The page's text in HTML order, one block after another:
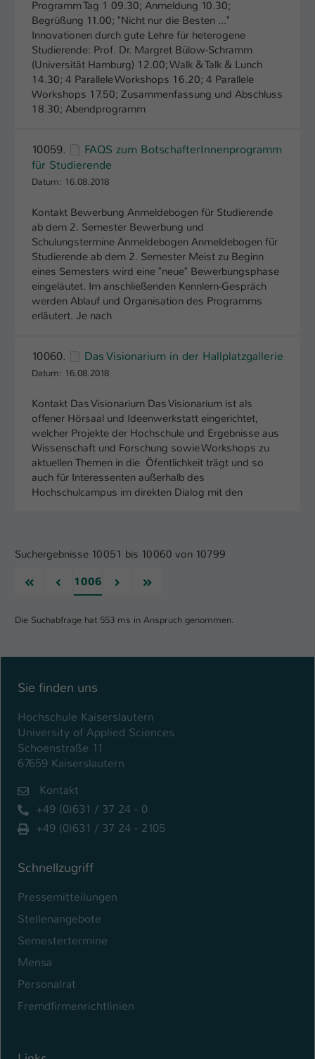
Programm Tag 1 09.30; Anmeldung 10.30;
Begrüßung 11.00; "Nicht nur die Besten ..."
Innovationen durch gute Lehre für heterogene
Studierende: Prof. Dr. Margret Bülow-Schramm
(Universität Hamburg) 12.00; Walk & Talk & Lunch
14.30; 4 Parallele Workshops 16.20; 4 Parallele
Workshops 17.50; Zusammenfassung und Abschluss
18.30; Abendprogramm
10059.
FAQS zum BotschafterInnenprogramm
für Studierende
Datum: 16.08.2018
Kontakt Bewerbung Anmeldebogen für Studierende
ab dem 2. Semester Bewerbung und
Schulungstermine Anmeldebogen Anmeldebogen für
Studierende ab dem 2. Semester Meist zu Beginn
eines Semesters wird eine "neue" Bewerbungsphase
eingeläutet. Im anschließenden Kennlern-Gespräch
werden Ablauf und Organisation des Programms
erläutert. Je nach
10060. Das Visionarium in der Hallplatzgallerie
Datum: 16.08.2018
Kontakt Das Visionarium Das Visionarium ist als
offener Hörsaal und Ideenwerkstatt eingerichtet,
welcher Projekte der Hochschule und Ergebnisse aus
Wissenschaft und Forschung sowie Workshops zu
aktuellen Themen in die Öfentlichkeit trägt und so
auch für Interessenten außerhalb des
Hochschulcampus im direkten Dialog mit den
Suchergebnisse 10051 bis 10060 von 10799
Erste
Vorherige
1006 NächsteLetzte
Die Suchabfrage hat 553 ms in Anspruch genommen.
Sie finden uns
Hochschule Kaiserslautern
University of Applied Sciences
Schoenstraße 11
67659 Kaiserslautern
Kontakt
+49 (0)631 / 37 24 - 0
+49 (0)631 / 37 24 - 2105
Schnellzugriff
Pressemitteilungen
Stellenangebote
Semestertermine
Mensa
Personalrat
Fremdfirmenrichtlinien